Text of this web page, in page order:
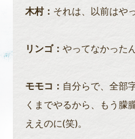
木村： それは、以前はや
リンゴ： やってなかった
モモコ： 自分らで、全部
くまでやるから、もう朦
ええのに(笑)。